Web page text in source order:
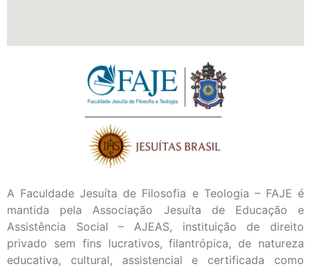
A Faculdade Jesuíta de Filosofia e Teologia – FAJE é
mantida pela Associação Jesuíta de Educação e
Assistência Social – AJEAS, instituição de direito
privado sem fins lucrativos, filantrópica, de natureza
educativa, cultural, assistencial e certificada como